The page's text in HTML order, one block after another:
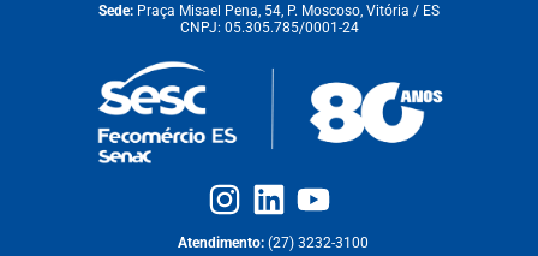
Sede: Praça Misael Pena, 54, P. Moscoso, Vitória / ES
CNPJ: 05.305.785/0001-24
Atendimento: (27) 3232-3100